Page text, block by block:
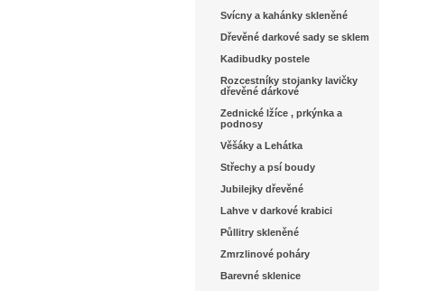
Svícny a kahánky skleněné
Dřevěné darkové sady se sklem
Kadibudky postele
Rozcestníky stojanky lavičky
dřevěné dárkové
Zednické lžíce , prkýnka a
podnosy
Věšáky a Lehátka
Střechy a psí boudy
Jubilejky dřevěné
Lahve v darkové krabici
Půllitry skleněné
Zmrzlinové poháry
Barevné sklenice